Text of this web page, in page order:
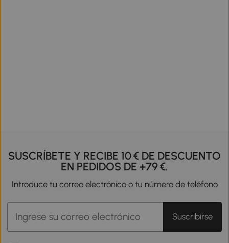
SUSCRÍBETE Y RECIBE 10 € DE DESCUENTO
EN PEDIDOS DE +79 €.
Introduce tu correo electrónico o tu número de teléfono
Suscribirse